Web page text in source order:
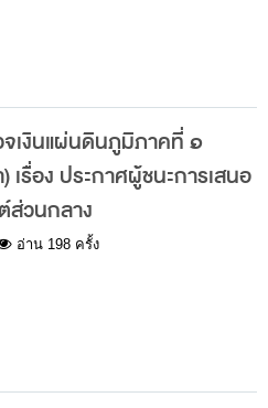
ารคลัง
เงินแผ่นดินภูมิภาคที่ ๑
รื่อง ประกาศผู้ชนะการเสนอ
ส่วนกลาง
อ่าน 198 ครั้ง